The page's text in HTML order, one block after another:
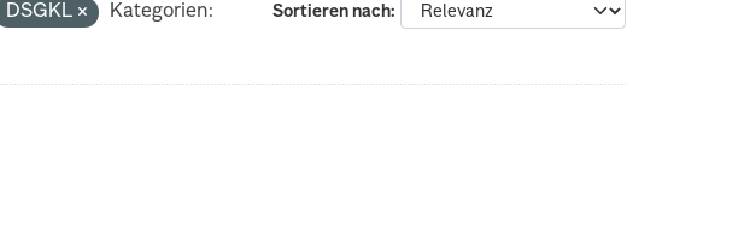
Sortieren nach
DSGKL
Kategorien: